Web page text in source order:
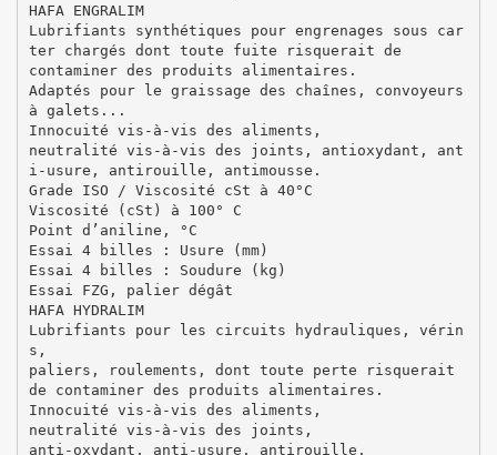
HAFA ENGRALIM
Lubrifiants synthétiques pour engrenages sous car
ter chargés dont toute fuite risquerait de
contaminer des produits alimentaires.
Adaptés pour le graissage des chaînes, convoyeurs
à galets...
Innocuité vis-à-vis des aliments,
neutralité vis-à-vis des joints, antioxydant, ant
i-usure, antirouille, antimousse.
Grade ISO / Viscosité cSt à 40°C
Viscosité (cSt) à 100° C
Point d’aniline, °C
Essai 4 billes : Usure (mm)
Essai 4 billes : Soudure (kg)
Essai FZG, palier dégât
HAFA HYDRALIM
Lubrifiants pour les circuits hydrauliques, vérin
s,
paliers, roulements, dont toute perte risquerait
de contaminer des produits alimentaires.
Innocuité vis-à-vis des aliments,
neutralité vis-à-vis des joints,
anti-oxydant, anti-usure, antirouille,